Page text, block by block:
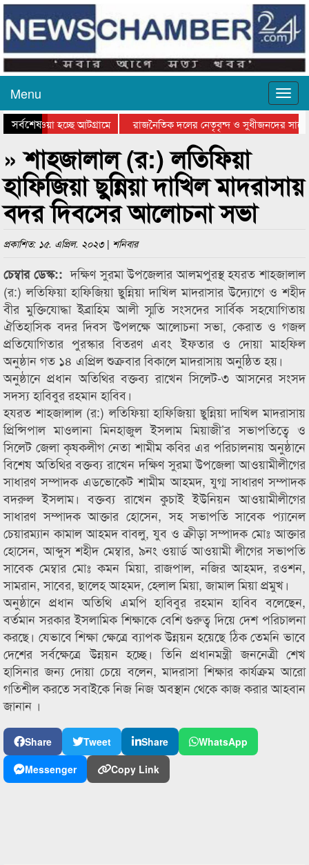
Menu
সর্বশেষ
যাওয়া হচ্ছে আটগ্রামে
রাজনৈতিক দলের নেতৃবৃন্দ ও সুধীজনদের সাথে
সিলেটে বাংলাদেশ গ্রুপ থিয়েটার
» শাহজালাল (র:) লতিফিয়া
হাফিজিয়া ছুন্নিয়া দাখিল মাদরাসায়
বদর দিবসের আলোচনা সভা
প্রকাশিত: ১৫. এপ্রিল. ২০২৩ | শনিবার
চেম্বার ডেস্ক::দক্ষিণ সুরমা উপজেলার আলমপুরস্থ হযরত শাহজালাল
(র:) লতিফিয়া হাফিজিয়া ছুন্নিয়া দাখিল মাদরাসার উদ্যোগে ও শহীদ
বীর মুক্তিযোদ্ধা ইব্রাহিম আলী স্মৃতি সংসদের সার্বিক সহযোগিতায়
ঐতিহাসিক বদর দিবস উপলক্ষে আলোচনা সভা, কেরাত ও গজল
প্রতিযোগিতার পুরস্কার বিতরণ এবং ইফতার ও দোয়া মাহফিল
অনুষ্ঠান গত ১৪ এপ্রিল শুক্রবার বিকালে মাদরাসায় অনুষ্ঠিত হয়।
অনুষ্ঠানে প্রধান অতিথির বক্তব্য রাখেন সিলেট-৩ আসনের সংসদ
সদস্য হাবিবুর রহমান হাবিব।
হযরত শাহজালাল (র:) লতিফিয়া হাফিজিয়া ছুন্নিয়া দাখিল মাদরাসায়
প্রিন্সিপাল মাওলানা মিনহাজুল ইসলাম মিয়াজী’র সভাপতিত্বে ও
সিলেট জেলা কৃষকলীগ নেতা শামীম কবির এর পরিচালনায় অনুষ্ঠানে
বিশেষ অতিথির বক্তব্য রাখেন দক্ষিণ সুরমা উপজেলা আওয়ামীলীগের
সাধারণ সম্পাদক এডভোকেট শামীম আহমদ, যুগ্ম সাধারণ সম্পাদক
বদরুল ইসলাম। বক্তব্য রাখেন কুচাই ইউনিয়ন আওয়ামীলীগের
সাধারণ সম্পাদক আক্তার হোসেন, সহ সভাপতি সাবেক প্যানেল
চেয়ারম্যান কামাল আহমদ বাবলু, যুব ও ক্রীড়া সম্পাদক মোঃ আক্তার
হোসেন, আব্দুস শহীদ মেম্বার, ৯নং ওয়ার্ড আওয়ামী লীগের সভাপতি
সাবেক মেম্বার মোঃ কমন মিয়া, রাজপাল, নজির আহমদ, রওশন,
সামরান, সাবের, ছালেহ আহমদ, হেলাল মিয়া, জামাল মিয়া প্রমুখ।
অনুষ্ঠানে প্রধান অতিথি এমপি হাবিবুর রহমান হাবিব বলেছেন,
বর্তমান সরকার ইসলামিক শিক্ষাকে বেশি গুরুত্ব দিয়ে দেশ পরিচালনা
করছে। যেভাবে শিক্ষা ক্ষেত্রে ব্যাপক উন্নয়ন হয়েছে ঠিক তেমনি ভাবে
দেশের সর্বক্ষেত্রে উন্নয়ন হচ্ছে। তিনি প্রধানমন্ত্রী জননেত্রী শেখ
হাসিনার জন্য দোয়া চেয়ে বলেন, মাদরাসা শিক্ষার কার্যক্রম আরো
গতিশীল করতে সবাইকে নিজ নিজ অবস্থান থেকে কাজ করার আহবান
জানান ।
Share Tweet Share
WhatsApp
Messenger
Copy Link